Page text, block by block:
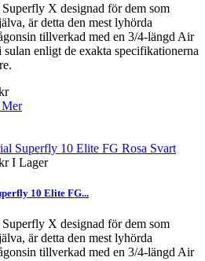
X designad för dem som
är detta den mest lyhörda
tillverkad med en 3/4-längd Air
enligt de exakta specifikationerna
Mer
I Lager
10 Elite FG...
X designad för dem som
är detta den mest lyhörda
tillverkad med en 3/4-längd Air